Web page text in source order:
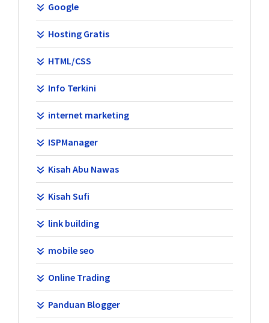
Google
Hosting Gratis
HTML/CSS
Info Terkini
internet marketing
ISPManager
Kisah Abu Nawas
Kisah Sufi
link building
mobile seo
Online Trading
Panduan Blogger